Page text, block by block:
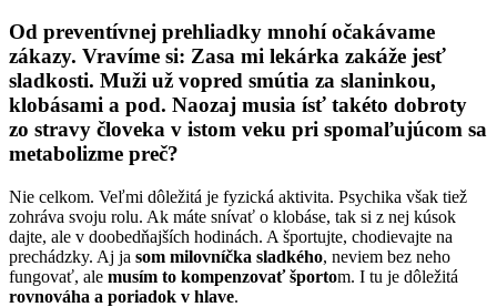
Od preventívnej prehliadky mnohí očakávame
zákazy. Vravíme si: Zasa mi lekárka zakáže jesť
sladkosti. Muži už vopred smútia za slaninkou,
klobásami a pod. Naozaj musia ísť takéto dobroty
zo stravy človeka v istom veku pri spomaľujúcom sa
metabolizme preč?
Nie celkom. Veľmi dôležitá je fyzická aktivita. Psychika však tiež
zohráva svoju rolu. Ak máte snívať o klobáse, tak si z nej kúsok
dajte, ale v doobedňajších hodinách. A športujte, chodievajte na
prechádzky. Aj ja som milovníčka sladkého, neviem bez neho
fungovať, ale musím to kompenzovať športom. I tu je dôležitá
rovnováha a poriadok v hlave.